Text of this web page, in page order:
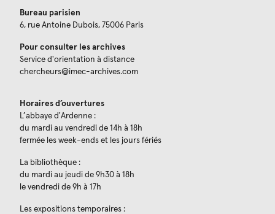
Bureau parisien
6, rue Antoine Dubois, 75006 Paris
Pour consulter les archives
Service d'orientation à distance
chercheurs@imec-archives.com
Horaires d’ouvertures
L’abbaye d'Ardenne :
du mardi au vendredi de 14h à 18h
fermée les week-ends et les jours fériés
La bibliothèque :
du mardi au jeudi de 9h30 à 18h
le vendredi de 9h à 17h
Les expositions temporaires :